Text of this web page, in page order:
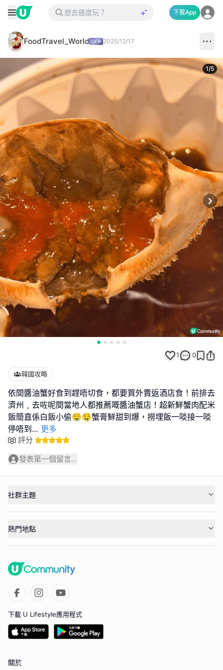
下載App
FoodTravel_World 2025/12/17
1/5
1 0
韓國攻略
依間醬油蟹好食到趕唔切食，都要買外賣返酒店食！前排去
濟州﹐去咗呢間當地人都推薦嘅醬油蟹店！超新鮮蟹肉配米
飯簡直係白飯小偷🤤🤤蟹膏鮮甜到爆，撈埋飯一啖接一啖
停唔到 ... 更多
評分
發表第一個留言...
社群主題
熱門地點
下載 U Lifestyle應用程式
關於